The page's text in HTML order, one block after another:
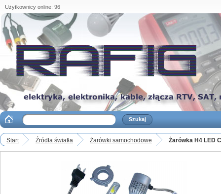
Użytkownicy online: 96
Start Źródła światła Żarówki samochodowe Żarówka H4 LED